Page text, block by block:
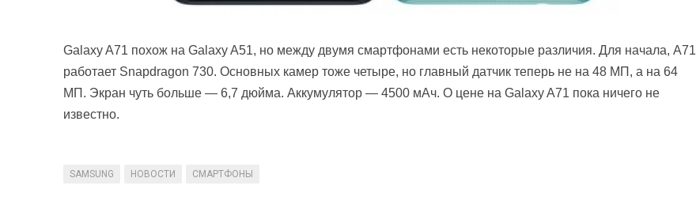
Galaxy A71 похож на Galaxy A51, но между двумя смартфонами есть некоторые различия. Для начала, A71
работает Snapdragon 730. Основных камер тоже четыре, но главный датчик теперь не на 48 МП, а на 64
МП. Экран чуть больше — 6,7 дюйма. Аккумулятор — 4500 мАч. О цене на Galaxy A71 пока ничего не
известно.
SAMSUNG НОВОСТИ СМАРТФОНЫ